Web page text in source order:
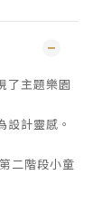
了主題樂園
計靈感。
二階段小童